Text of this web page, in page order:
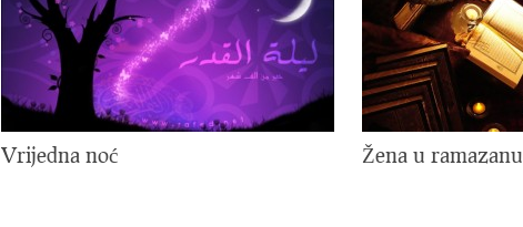
Vrijedna noć Žena u ramazanu